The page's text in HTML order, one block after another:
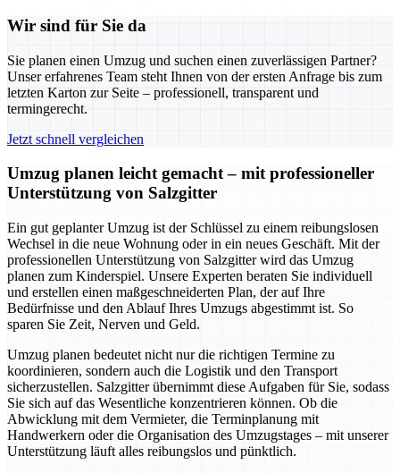
Wir sind für Sie da
Sie planen einen Umzug und suchen einen zuverlässigen Partner?
Unser erfahrenes Team steht Ihnen von der ersten Anfrage bis zum
letzten Karton zur Seite – professionell, transparent und
termingerecht.
Jetzt schnell vergleichen
Umzug planen leicht gemacht – mit professioneller
Unterstützung von Salzgitter
Ein gut geplanter Umzug ist der Schlüssel zu einem reibungslosen
Wechsel in die neue Wohnung oder in ein neues Geschäft. Mit der
professionellen Unterstützung von Salzgitter wird das Umzug
planen zum Kinderspiel. Unsere Experten beraten Sie individuell
und erstellen einen maßgeschneiderten Plan, der auf Ihre
Bedürfnisse und den Ablauf Ihres Umzugs abgestimmt ist. So
sparen Sie Zeit, Nerven und Geld.
Umzug planen bedeutet nicht nur die richtigen Termine zu
koordinieren, sondern auch die Logistik und den Transport
sicherzustellen. Salzgitter übernimmt diese Aufgaben für Sie, sodass
Sie sich auf das Wesentliche konzentrieren können. Ob die
Abwicklung mit dem Vermieter, die Terminplanung mit
Handwerkern oder die Organisation des Umzugstages – mit unserer
Unterstützung läuft alles reibungslos und pünktlich.